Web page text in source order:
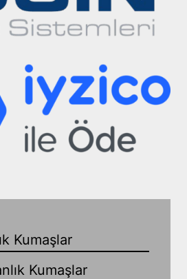
Kumaşlar
Kumaşlar